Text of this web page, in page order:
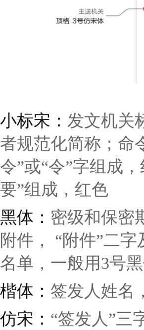
小标宋： 发文机关
者规范化简称；命
令”或“令”字组成
要”组成，红色
黑体： 密级和保密
附件， “附件”二
名单，一般用3号
楷体： 签发人姓名
仿宋： “签发人”三